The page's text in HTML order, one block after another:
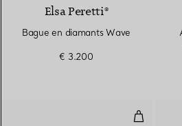
Elsa Peretti®
Bague en diamants Wave
€ 3.200
Bague